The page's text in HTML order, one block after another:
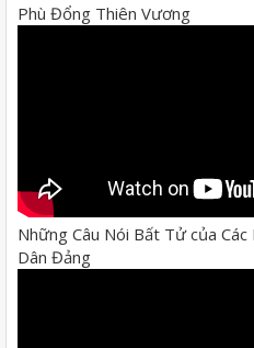
Phù Đổng Thiên Vương
Những Câu Nói Bất Tử của
Dân Đảng